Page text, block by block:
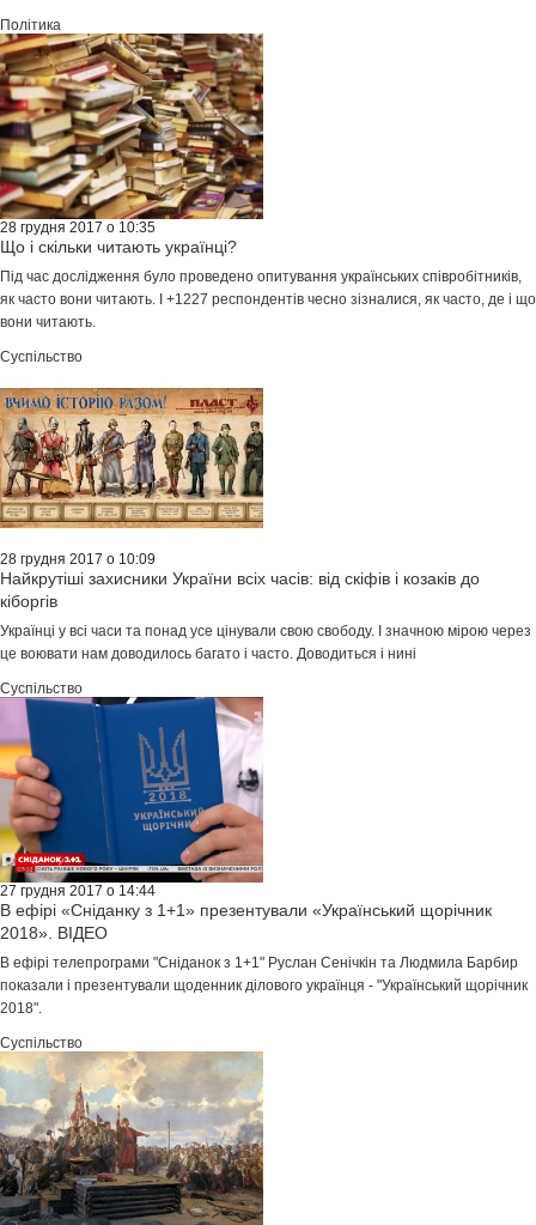
Політика
28 грудня 2017 о 10:35
Що і скільки читають українці?
Під час дослідження було проведено опитування українських співробітників,
як часто вони читають. І +1227 респондентів чесно зізналися, як часто, де і що
вони читають.
Суспільство
28 грудня 2017 о 10:09
Найкрутіші захисники України всіх часів: від скіфів і козаків до
кіборгів
Українці у всі часи та понад усе цінували свою свободу. І значною мірою через
це воювати нам доводилось багато і часто. Доводиться і нині
Суспільство
27 грудня 2017 о 14:44
В ефірі «Сніданку з 1+1» презентували «Український щорічник
2018». ВІДЕО
В ефірі телепрограми "Сніданок з 1+1" Руслан Сенічкін та Людмила Барбир
показали і презентували щоденник ділового українця - "Український щорічник
2018".
Суспільство